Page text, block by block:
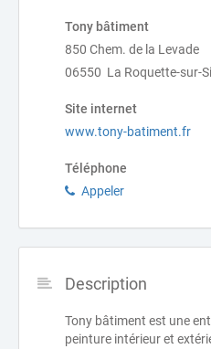
Tony bâtiment
850 Chem. de la Levade
06550 La Roquette-sur-
Site internet
www.tony-batiment.fr
Téléphone
Appeler
Description
Tony bâtiment est une
peinture intérieur et